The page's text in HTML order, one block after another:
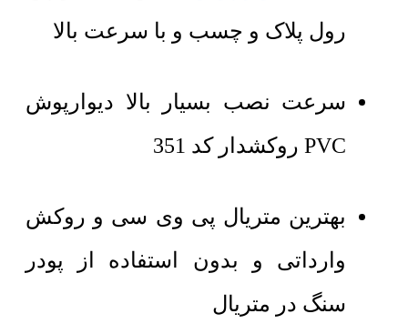
رول پلاک و چسب و با سرعت بالا
سرعت نصب بسیار بالا دیوارپوش
PVC روکشدار کد 351
بهترین متریال پی وی سی و روکش
وارداتی و بدون استفاده از پودر
سنگ در متریال